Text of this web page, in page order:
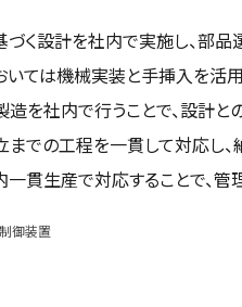
く設計を社内で実施し、部
ては機械実装と手挿入を活
造を社内で行うことで、設計と
での工程を一貫して対応し、
貫生産で対応することで、管
制御装置